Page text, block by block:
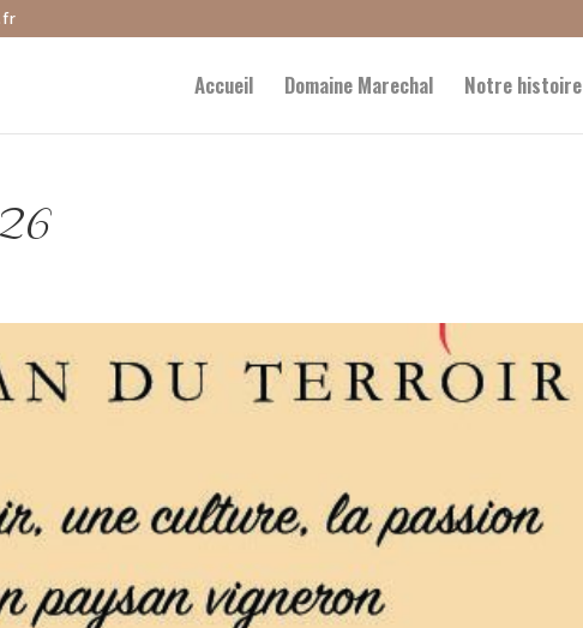
Accueil Domaine Marechal Notre histoire